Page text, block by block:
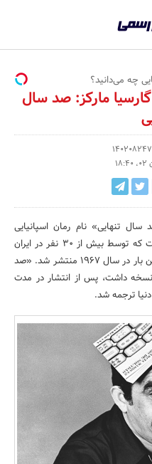
رسمی
-
اخبار
شده
شرکت‌ها،
سازمان‌ها
و
روابط
عمومی‌ها
صفحه نخست اقتصادی
تجارت و بازار
صنعت و تولید
کسب و کار و خرده فروشی
صنایع غذایی و کشاورزی
بانک، بیمه و سرمایه
مسکن و ساختمان
صفحه نخست اجتماعی
علم و آموزش
گردشگری و میراث فرهنگی
محیط زیست
تبلیغات و روابط عمومی
صفحه نخست فرهنگی
رسانه‌ها
هنرهای تجسمی
صنایع دستی
صفحه نخست ورزش
تازه‌های ورزش
صفحه نخست سبک زندگی
سلامت و زیبایی
دکوراسیون و منزل
صفحه نخست رویداد
حراج و تخفیفچه می‌دانید؟
مارکز: صد سال
سال تنهایی» نام رمان اسپانیایی
نویسنده مشهور گابریل گارسیا مارکز است که توسط بیش از 30 نفر در ایران
ترجمه و منتشر شده است. این کتاب اولین بار در سال 1967 منتشر شد. «صد
سال تنهایی» که در آرژانتین تیراژ 8000 نسخه داشت، پس از انتشار در مدت